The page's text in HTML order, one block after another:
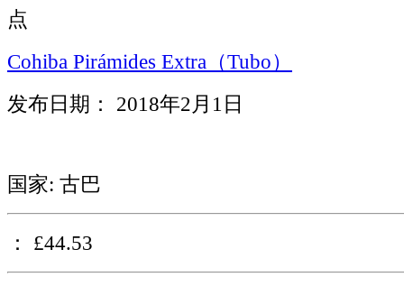
点
Cohiba Pirámides Extra（Tubo）
发布日期： 2018年2月1日
国家: 古巴
： £44.53